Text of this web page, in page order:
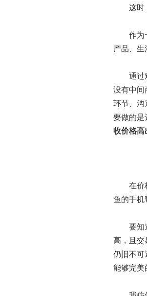
这时，
作为一
产品、生
通过观
没有中间
环节、沟
要做的是
收价格高
在价格
鱼的手机
要知
高，且交
仍旧不可
能够完美